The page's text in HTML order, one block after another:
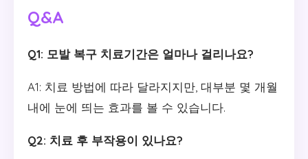
Q&A
Q1: 모발 복구 치료기간은 얼마나 걸리나요?
A1: 치료 방법에 따라 달라지지만, 대부분 몇 개월
내에 눈에 띄는 효과를 볼 수 있습니다.
Q2: 치료 후 부작용이 있나요?